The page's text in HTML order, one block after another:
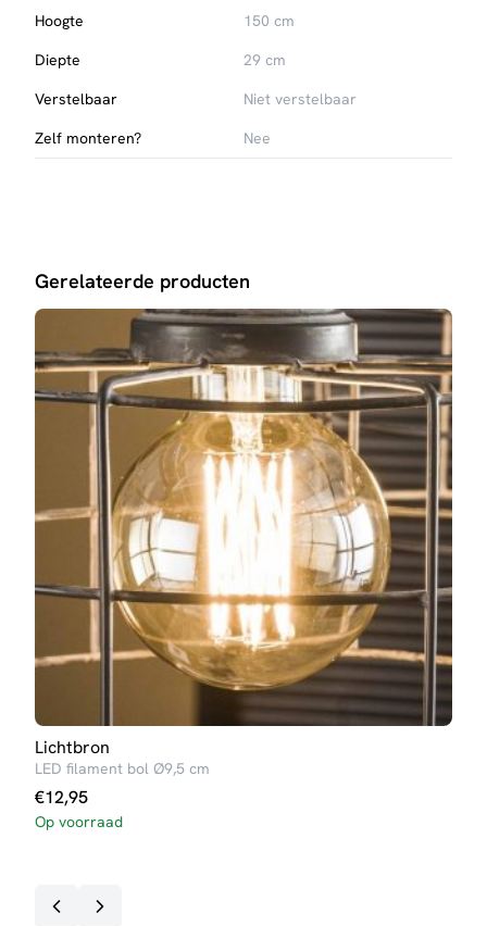
Hoogte
150 cm
Diepte
29 cm
Verstelbaar
Niet verstelbaar
Zelf monteren?
Nee
Gerelateerde producten
Lichtbron
LED filament bol Ø9,5 cm
€12,95
Op voorraad